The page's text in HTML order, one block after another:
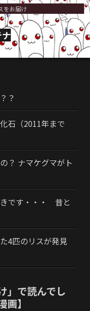
をお届け
？
石（2011年まで
？ ナマケグマがト
です・・・ 昔と
4匹のリスが発見
」で読んでし
】